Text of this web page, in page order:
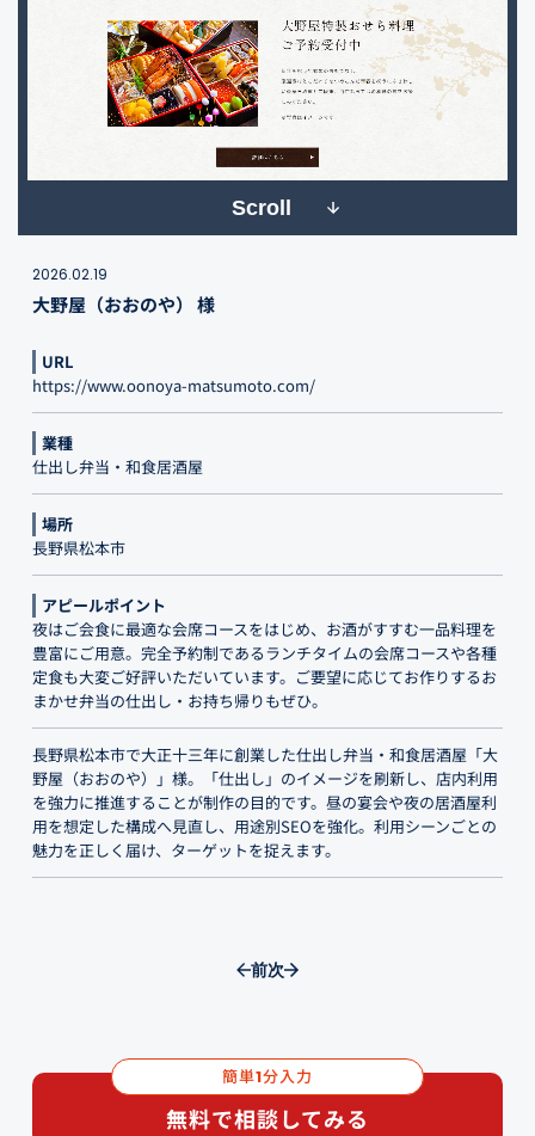
Scroll
2026.02.19
大野屋（おおのや） 様
URL
https://www.oonoya-matsumoto.com/
業種
仕出し弁当・和食居酒屋
場所
長野県松本市
アピールポイント
夜はご会食に最適な会席コースをはじめ、お酒がすすむ一品料理を
豊富にご用意。完全予約制であるランチタイムの会席コースや各種
定食も大変ご好評いただいています。ご要望に応じてお作りするお
まかせ弁当の仕出し・お持ち帰りもぜひ。
長野県松本市で大正十三年に創業した仕出し弁当・和食居酒屋「大
野屋（おおのや）」様。「仕出し」のイメージを刷新し、店内利用
を強力に推進することが制作の目的です。昼の宴会や夜の居酒屋利
用を想定した構成へ見直し、用途別SEOを強化。利用シーンごとの
魅力を正しく届け、ターゲットを捉えます。
前次
簡単1分入力
無料で相談してみる